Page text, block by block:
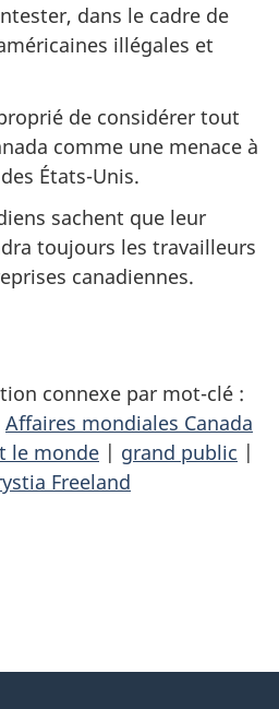
dans le cadre de
illégales et
de considérer tout
comme une menace à
États-Unis.
sachent que leur
toujours les travailleurs
canadiennes.
connexe par mot-clé :
Affaires mondiales Canada
le monde | grand public |
Freeland